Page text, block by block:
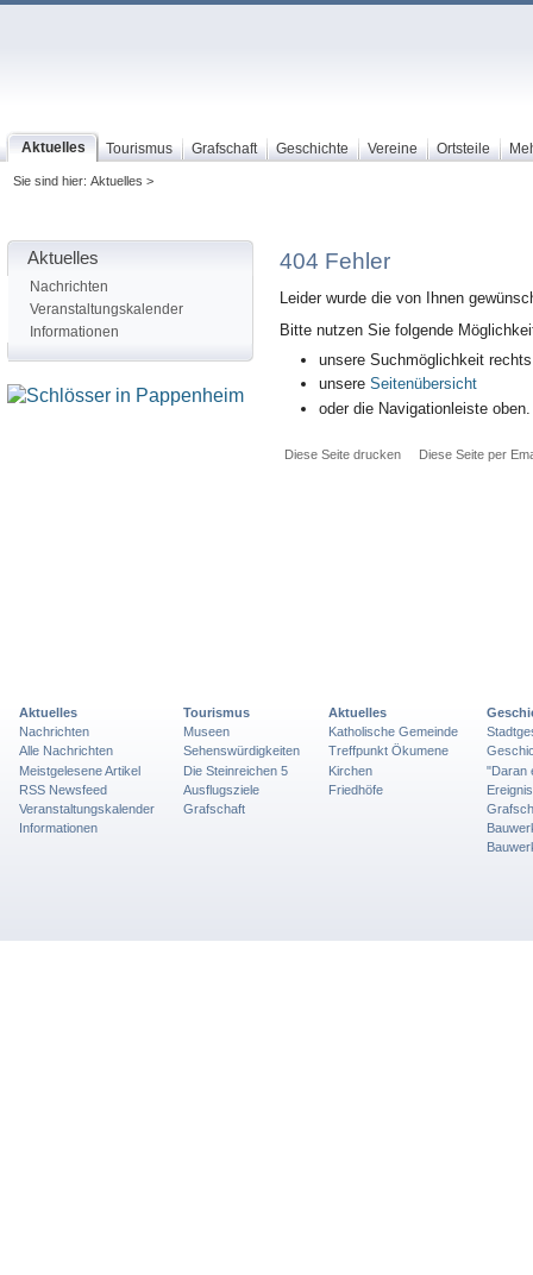
Aktuelles Tourismus Grafschaft Geschichte Vereine Ortsteile
Sie sind hier: Aktuelles >
Aktuelles
Nachrichten
Veranstaltungskalender
Informationen
404 Fehler
Leider wurde die von Ihnen
Bitte nutzen Sie folgende
unsere Suchmöglichkeit
unsereSeitenübersicht
oder die Navigationleiste oben.
Diese Seite drucken Diese Seite per
Aktuelles
Nachrichten
Alle Nachrichten
Meistgelesene Artikel
RSS Newsfeed
Veranstaltungskalender
Informationen
Tourismus
Museen
Sehenswürdigkeiten
Die Steinreichen 5
Ausflugsziele
Grafschaft
Aktuelles
Katholische Gemeinde
Treffpunkt Ökumene
Kirchen
Friedhöfe
"Daran